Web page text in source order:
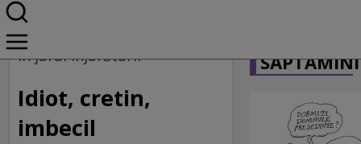
Home
Tema săptămînii
În jurul înjurăturii
Idiot, cretin,
imbecil